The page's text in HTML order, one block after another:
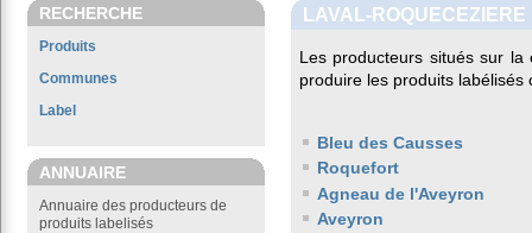
RECHERCHE
Produits
Communes
Label
ANNUAIRE
Annuaire des producteurs de
produits labelisés
LAVAL-ROQUECEZIERE
Les producteurs situés sur
produire les produits labélisés
Bleu des Causses
Roquefort
Agneau de l'Aveyron
Aveyron